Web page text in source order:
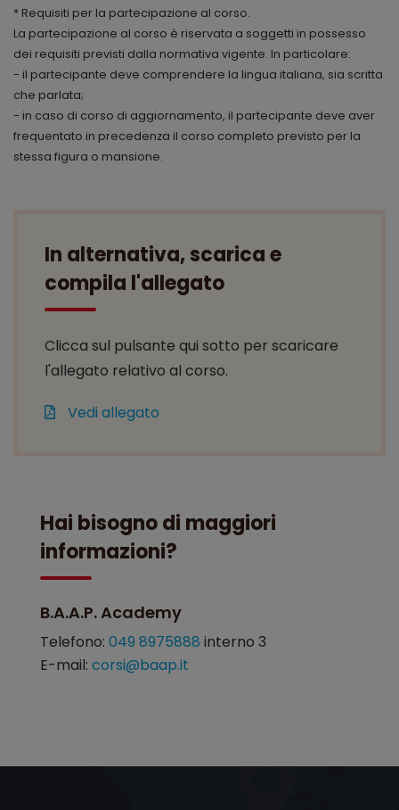
* Requisiti per la partecipazione al corso.
La partecipazione al corso è riservata a soggetti in possesso
dei requisiti previsti dalla normativa vigente. In particolare:
- il partecipante deve comprendere la lingua italiana, sia scritta
che parlata;
- in caso di corso di aggiornamento, il partecipante deve aver
frequentato in precedenza il corso completo previsto per la
stessa figura o mansione.
In alternativa, scarica e
compila l'allegato
Clicca sul pulsante qui sotto per scaricare
l'allegato relativo al corso.
Vedi allegato
Hai bisogno di maggiori
informazioni?
B.A.A.P. Academy
Telefono: 049 8975888 interno 3
E-mail: corsi@baap.it